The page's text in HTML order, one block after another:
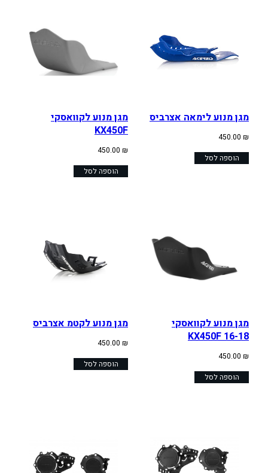
מגן מנוע לימאה אצרביס
450.00 ₪
הוספה לסל
מגן מנוע לקוואסקי
KX450F
450.00 ₪
הוספה לסל
מגן מנוע לקוואסקי
KX450F 16-18
450.00 ₪
הוספה לסל
מגן מנוע לקטמ אצרביס
450.00 ₪
הוספה לסל